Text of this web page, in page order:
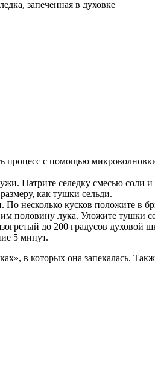
процесс с помощью
Натрите селедку смесью соли и
как тушки сельди.
несколько кусков положите в
половину лука. Уложите тушки
до 200 градусов духовой
5 минут.
в которых она запекалась.